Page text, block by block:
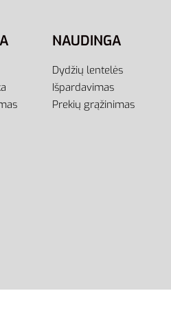
NAUDINGA
Dydžių lentelės
Išpardavimas
Prekių grąžinimas